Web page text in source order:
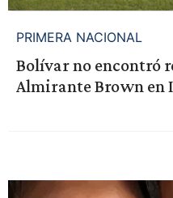
PRIMERA NACIONAL
Bolívar no encontró
Almirante Brown en